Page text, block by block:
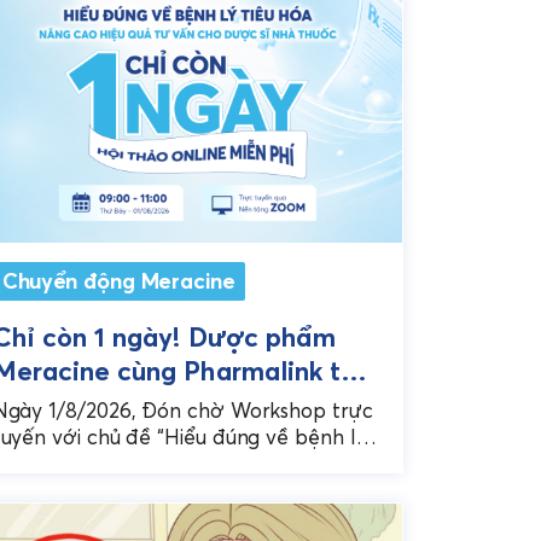
Chuyển động Meracine
còn 1 ngày! Dược phẩm
cùng Pharmalink tổ
Workshop chuyên sâu về
lý tiêu hóa cho Dược sĩ
1/8/2026, Đón chờ Workshop trực
với chủ đề “Hiểu đúng về bệnh lý